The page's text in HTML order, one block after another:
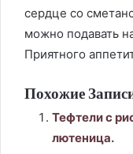
сердце со
можно подавать
Приятного
Похожие
Тефтели с
лютеница.